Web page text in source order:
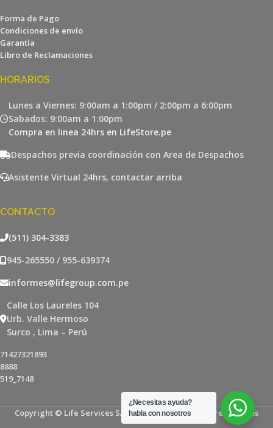
Forma de Pago
Condiciones de envío
Garantía
Libro de Reclamaciones
HORARIOS
Lunes a Viernes: 9:00am a 1:00pm / 2:00pm a 6:00pm
Sabados: 9:00am a 1:00pm
Compra en linea 24hrs en LifeStore.pe
Despachos previa coordinación con Area de Despachos
Asistente Virtual 24hrs, contactar arriba
CONTACTO
(511) 304-3383
945-265550 / 955-639374
informes@lifegroup.com.pe
Calle Los Laureles 104
Urb. Valle Hermoso
Surco , Lima – Perú
71427321893
8888
519_7148
Copyright © Life Services SAC - Todos los derechos reservados
¿Necesitas ayuda?
habla con nosotros